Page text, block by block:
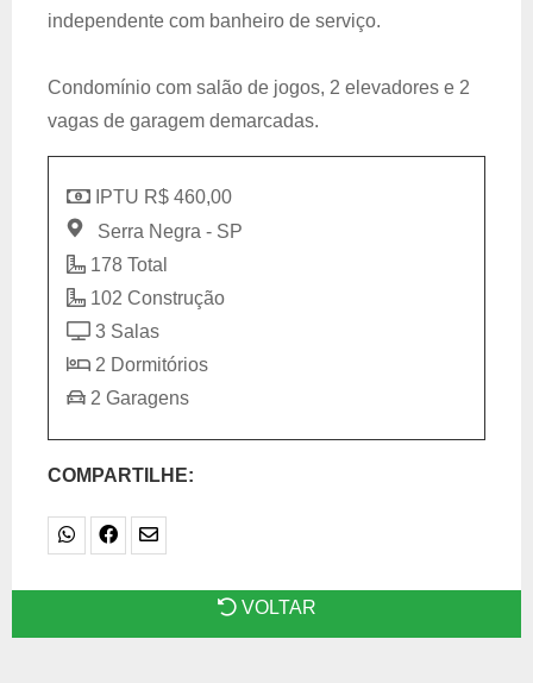
independente com banheiro de serviço.
Condomínio com salão de jogos, 2 elevadores e 2
vagas de garagem demarcadas.
IPTU R$ 460,00
Serra Negra - SP
178 Total
102 Construção
3 Salas
2 Dormitórios
2 Garagens
COMPARTILHE:
VOLTAR